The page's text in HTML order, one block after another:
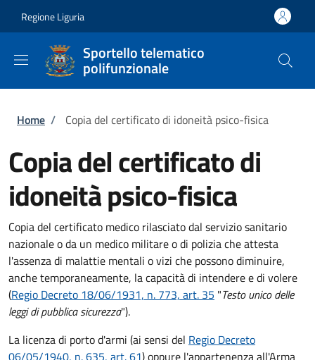
Regione Liguria
Sportello telematico
polifunzionale
Briciole di pane
Home / Copia del certificato di idoneità psico-fisica
Copia del certificato di
idoneità psico-fisica
Copia del certificato medico rilasciato dal servizio sanitario
nazionale o da un medico militare o di polizia che attesta
l'assenza di malattie mentali o vizi che possono diminuire,
anche temporaneamente, la capacità di intendere e di volere
(Regio Decreto 18/06/1931, n. 773, art. 35 "Testo unico delle
leggi di pubblica sicurezza").
La licenza di porto d'armi (ai sensi del Regio Decreto
06/05/1940, n. 635, art. 61) oppure l'appartenenza all'Arma